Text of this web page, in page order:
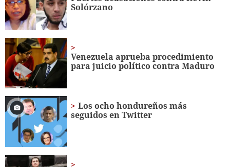
Solórzano
Venezuela aprueba procedimiento
para juicio político contra Maduro
Los ocho hondureños más
seguidos en Twitter